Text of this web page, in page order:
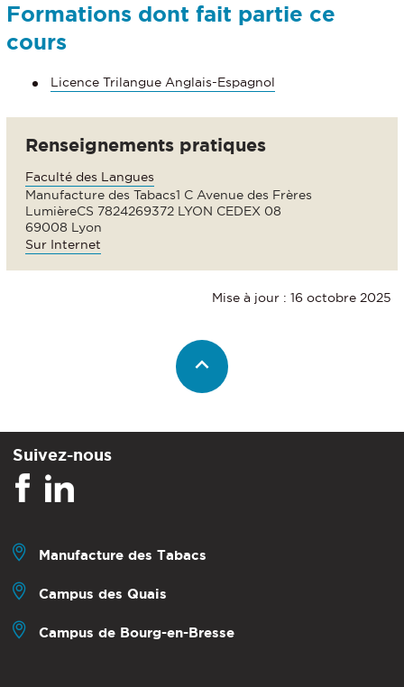
Formations dont fait partie ce
cours
Licence Trilangue Anglais-Espagnol
Renseignements pratiques
Faculté des Langues
Manufacture des Tabacs1 C Avenue des Frères
LumièreCS 7824269372 LYON CEDEX 08
69008 Lyon
Sur Internet
Mise à jour : 16 octobre 2025
Suivez-nous
Manufacture des Tabacs
Campus des Quais
Campus de Bourg-en-Bresse